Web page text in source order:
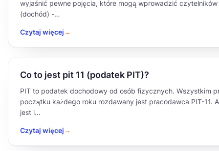
wyjaśnić pewne pojęcia, które mogą wprowadzić czytelników
(dochód) -…
Czytaj więcej→
Co to jest pit 11 (podatek PIT)?
PIT to podatek dochodowy od osób fizycznych. Wszystkim
początku każdego roku rozdawany jest pracodawca PIT-11.
jest i…
Czytaj więcej→